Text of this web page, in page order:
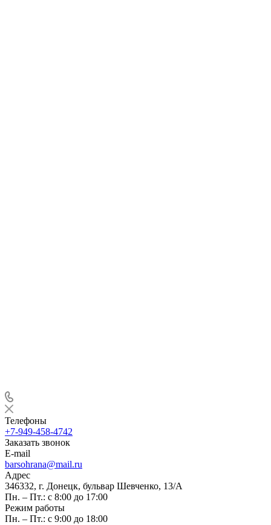
Телефоны
+7-949-458-4742
Заказать звонок
E-mail
barsohrana@mail.ru
Адрес
346332, г. Донецк, бульвар Шевченко, 13/А
Пн. – Пт.: с 8:00 до 17:00
Режим работы
Пн. – Пт.: с 9:00 до 18:00